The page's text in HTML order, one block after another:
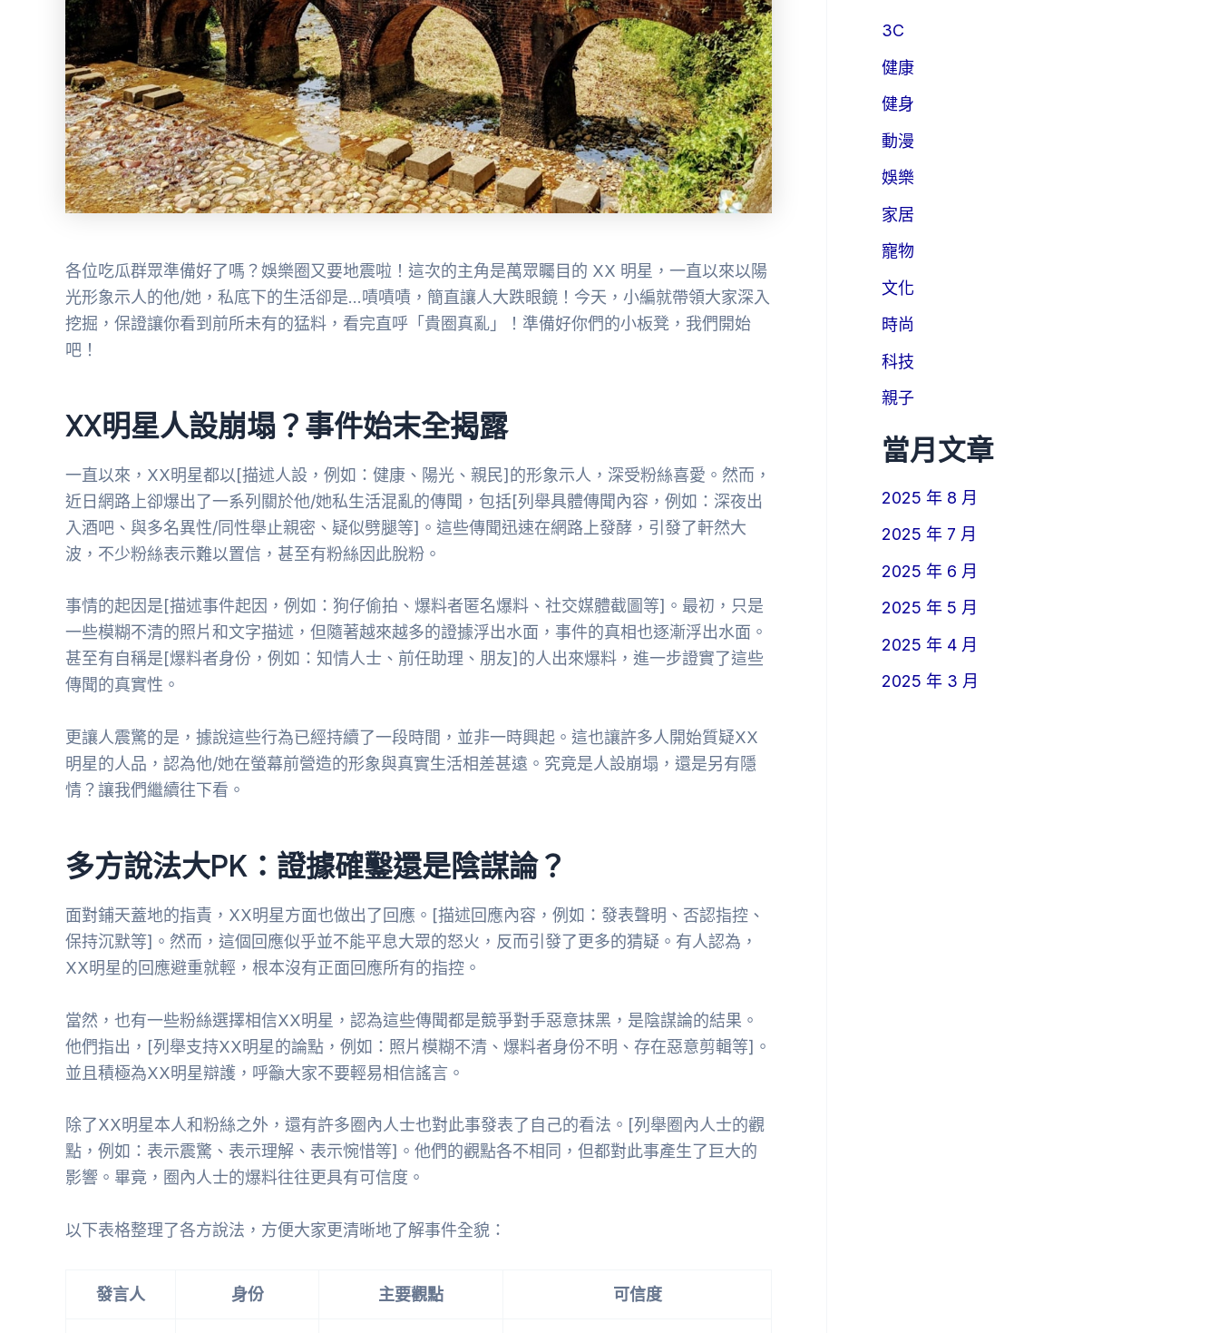
各位吃瓜群眾準備好了嗎？娛樂圈又要地震啦！這次的主角是萬眾矚目的 XX 明星，一直以來以陽
光形象示人的他/她，私底下的生活卻是…嘖嘖嘖，簡直讓人大跌眼鏡！今天，小編就帶領大家深入
挖掘，保證讓你看到前所未有的猛料，看完直呼「貴圈真亂」！準備好你們的小板凳，我們開始
吧！
XX明星人設崩塌？事件始末全揭露
一直以來，XX明星都以[描述人設，例如：健康、陽光、親民]的形象示人，深受粉絲喜愛。然而，
近日網路上卻爆出了一系列關於他/她私生活混亂的傳聞，包括[列舉具體傳聞內容，例如：深夜出
入酒吧、與多名異性/同性舉止親密、疑似劈腿等]。這些傳聞迅速在網路上發酵，引發了軒然大
波，不少粉絲表示難以置信，甚至有粉絲因此脫粉。
事情的起因是[描述事件起因，例如：狗仔偷拍、爆料者匿名爆料、社交媒體截圖等]。最初，只是
一些模糊不清的照片和文字描述，但隨著越來越多的證據浮出水面，事件的真相也逐漸浮出水面。
甚至有自稱是[爆料者身份，例如：知情人士、前任助理、朋友]的人出來爆料，進一步證實了這些
傳聞的真實性。
更讓人震驚的是，據說這些行為已經持續了一段時間，並非一時興起。這也讓許多人開始質疑XX
明星的人品，認為他/她在螢幕前營造的形象與真實生活相差甚遠。究竟是人設崩塌，還是另有隱
情？讓我們繼續往下看。
多方說法大PK：證據確鑿還是陰謀論？
面對鋪天蓋地的指責，XX明星方面也做出了回應。[描述回應內容，例如：發表聲明、否認指控、
保持沉默等]。然而，這個回應似乎並不能平息大眾的怒火，反而引發了更多的猜疑。有人認為，
XX明星的回應避重就輕，根本沒有正面回應所有的指控。
當然，也有一些粉絲選擇相信XX明星，認為這些傳聞都是競爭對手惡意抹黑，是陰謀論的結果。
他們指出，[列舉支持XX明星的論點，例如：照片模糊不清、爆料者身份不明、存在惡意剪輯等]。
並且積極為XX明星辯護，呼籲大家不要輕易相信謠言。
除了XX明星本人和粉絲之外，還有許多圈內人士也對此事發表了自己的看法。[列舉圈內人士的觀
點，例如：表示震驚、表示理解、表示惋惜等]。他們的觀點各不相同，但都對此事產生了巨大的
影響。畢竟，圈內人士的爆料往往更具有可信度。
以下表格整理了各方說法，方便大家更清晰地了解事件全貌：
發言人 身份 主要觀點 可信度
3C
健康
健身
動漫
娛樂
家居
寵物
文化
時尚
科技
親子
當月文章
2025 年 8 月
2025 年 7 月
2025 年 6 月
2025 年 5 月
2025 年 4 月
2025 年 3 月